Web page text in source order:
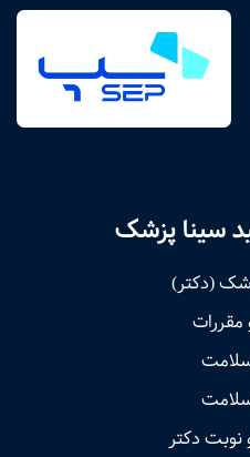
سینا پزشک
(دکتر)
مقررات
نوبت دکتر